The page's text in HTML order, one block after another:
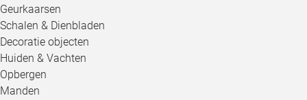
Geurkaarsen
Schalen & Dienbladen
Decoratie objecten
Huiden & Vachten
Opbergen
Manden